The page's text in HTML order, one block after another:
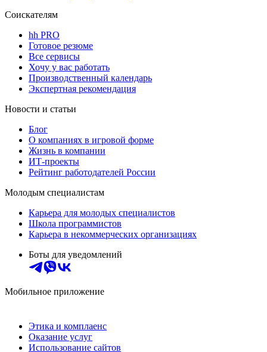
Соискателям
hh PRO
Готовое резюме
Все сервисы
Хочу у вас работать
Производственный календарь
Экспертная рекомендация
Новости и статьи
Блог
О компаниях в игровой форме
Жизнь в компании
ИТ-проекты
Рейтинг работодателей России
Молодым специалистам
Карьера для молодых специалистов
Школа программистов
Карьера в некоммерческих организациях
Боты для уведомлений
Мобильное приложение
Этика и комплаенс
Оказание услуг
Использование сайтов